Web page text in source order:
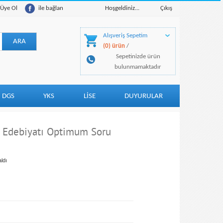
Çıkış
Hoşgeldiniz...
ile bağlan
Üye Ol
Alışveriş Sepetim
(0) ürün /
Sepetinizde ürün
bulunmamaktadır
DGS YKS LİSE DUYURULAR
Edebiyatı Optimum Soru